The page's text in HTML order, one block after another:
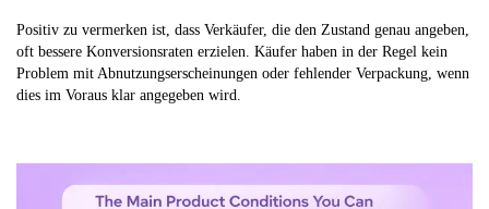
Positiv zu vermerken ist, dass Verkäufer, die den Zustand genau angeben,
oft bessere Konversionsraten erzielen. Käufer haben in der Regel kein
Problem mit Abnutzungserscheinungen oder fehlender Verpackung, wenn
dies im Voraus klar angegeben wird.